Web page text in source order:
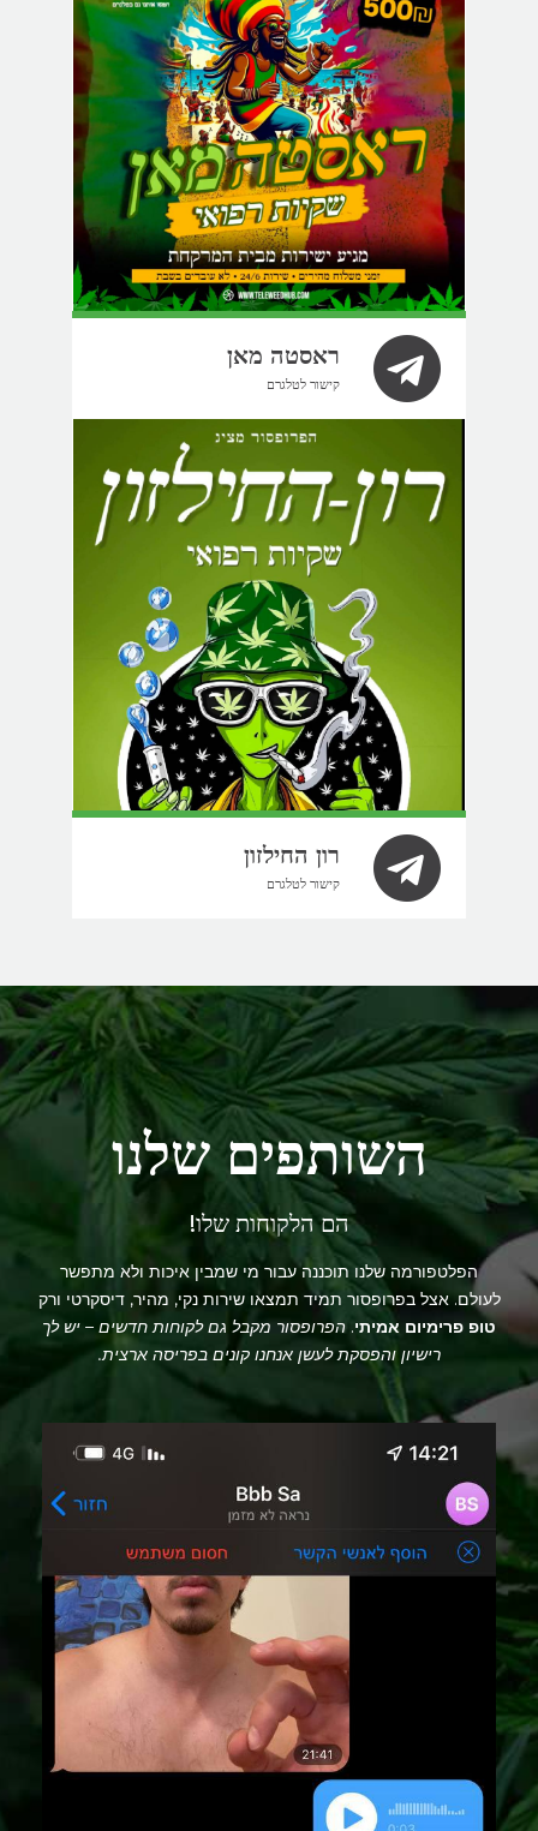
ראסטה מאן
קישור לטלגרם
רון החילזון
קישור לטלגרם
השותפים שלנו
הם הלקוחות שלו!
הפלטפורמה שלנו תוכננה עבור מי שמבין איכות ולא מתפשר
לעולם. אצל בפרופסור תמיד תמצאו שירות נקי, מהיר, דיסקרטי ורק
טופ פרימיום אמיתי. הפרופסור מקבל גם לקוחות חדשים – יש לך
רישיון והפסקת לעשן אנחנו קונים בפריסה ארצית.